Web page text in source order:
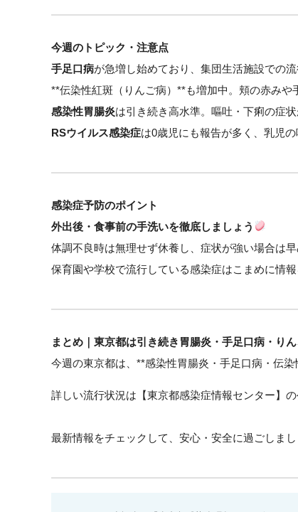
今週のトピック・注意点
手足口病が急増し始めており、集団生活施設での流
**伝染性紅斑（りんご病）**も増加中。頬の赤み
感染性胃腸炎は引き続き高水準。嘔吐・下痢の症
RSウイルス感染症は0歳児にも報告が多く、乳児
感染症予防のポイント
外出後・食事前の手洗いを徹底しましょう
体調不良時は無理せず休養し、症状が強い場合は
保育園や学校で流行している感染症はこまめに情
まとめ｜東京都は引き続き胃腸炎・手足口病・り
今週の東京都は、**感染性胃腸炎・手足口病・伝
詳しい流行状況は【東京都感染症情報センター】
最新情報をチェックして、安心・安全に過ごしまし